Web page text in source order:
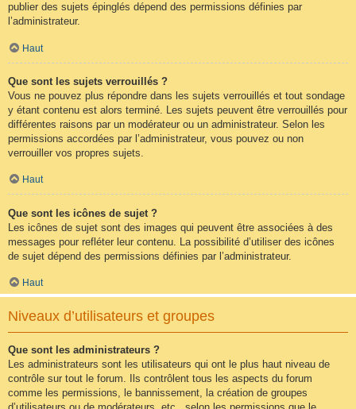
publier des sujets épinglés dépend des permissions définies par
l’administrateur.
Haut
Que sont les sujets verrouillés ?
Vous ne pouvez plus répondre dans les sujets verrouillés et tout sondage
y étant contenu est alors terminé. Les sujets peuvent être verrouillés pour
différentes raisons par un modérateur ou un administrateur. Selon les
permissions accordées par l’administrateur, vous pouvez ou non
verrouiller vos propres sujets.
Haut
Que sont les icônes de sujet ?
Les icônes de sujet sont des images qui peuvent être associées à des
messages pour refléter leur contenu. La possibilité d’utiliser des icônes
de sujet dépend des permissions définies par l’administrateur.
Haut
Niveaux d’utilisateurs et groupes
Que sont les administrateurs ?
Les administrateurs sont les utilisateurs qui ont le plus haut niveau de
contrôle sur tout le forum. Ils contrôlent tous les aspects du forum
comme les permissions, le bannissement, la création de groupes